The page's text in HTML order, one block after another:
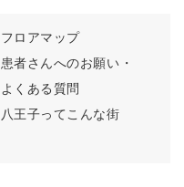
フロアマップ
患者さんへのお願い・
よくある質問
八王子ってこんな街